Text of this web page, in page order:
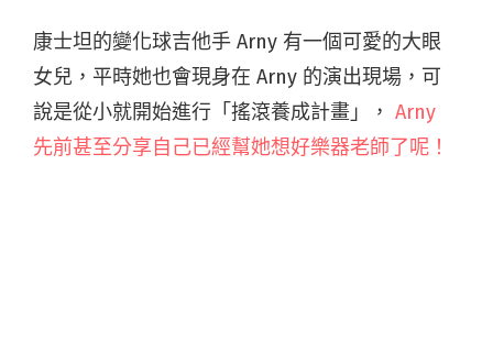
康士坦的變化球吉他手 Arny 有一個可愛的大眼
女兒，平時她也會現身在 Arny 的演出現場，可
說是從小就開始進行「搖滾養成計畫」， Arny
先前甚至分享自己已經幫她想好樂器老師了呢！